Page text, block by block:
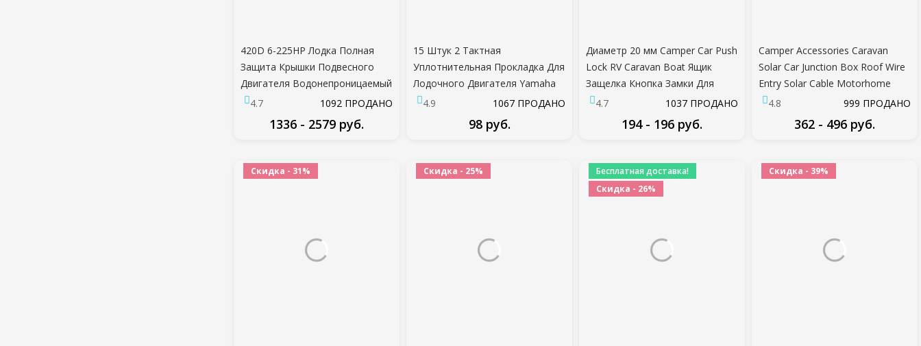
420D 6-225HP Лодка Полная
Защита Крышки Подвесного
Двигателя Водонепроницаемый
Солнцезащитный Козырек
Пылезащитный Для Двигателя
6-225HP Черный
4.7 1092 ПРОДАНО
1336 - 2579 руб.
15 Штук 2 Тактная
Уплотнительная Прокладка Для
Лодочного Двигателя Yamaha
Hide Красная Прокладка
Нижний корпус Подвесного
4.9 1067 ПРОДАНО
98 руб.
Диаметр 20 мм Camper Car Push
Lock RV Caravan Boat Ящик
Защелка Кнопка Замки Для
Мебельной Фурнитуры U90C
4.7 1037 ПРОДАНО
194 - 196 руб.
Camper Accessories Caravan
Solar Car Junction Box Roof Wire
Entry Solar Cable Motorhome
Junction Box RV Caravan
4.8 999 ПРОДАНО
362 - 496 руб.
Скидка - 31% Скидка - 25%
Бесплатная доставка!
Скидка - 26%
Скидка - 39%